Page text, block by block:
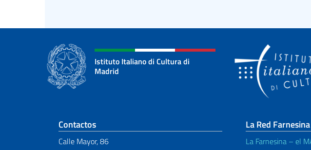
Istituto Italiano di Cultura di
Madrid
Sezione footer
Contactos
Calle Mayor, 86
La Red Farnesina
La Farnesina – el